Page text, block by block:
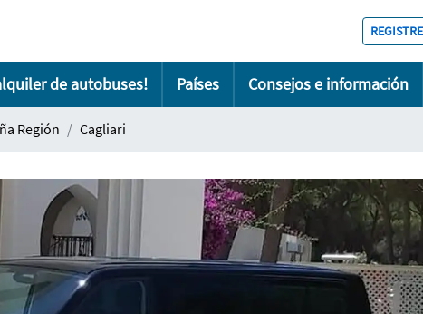
de autobuses! Países Consejos e información
Región Cagliari